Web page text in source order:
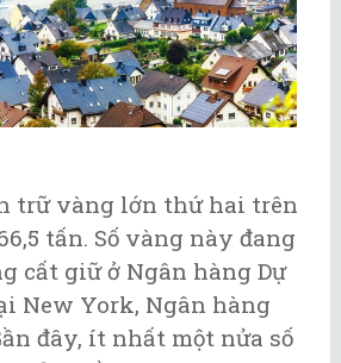
trữ vàng lớn thứ hai trên
tấn. Số vàng này đang
cất giữ ở Ngân hàng Dự
New York, Ngân hàng
đây, ít nhất một nửa số